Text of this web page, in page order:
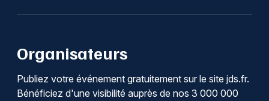
Organisateurs
Publiez votre événement gratuitement sur le site jds.fr.
Bénéficiez d'une visibilité auprès de nos 3 000 000